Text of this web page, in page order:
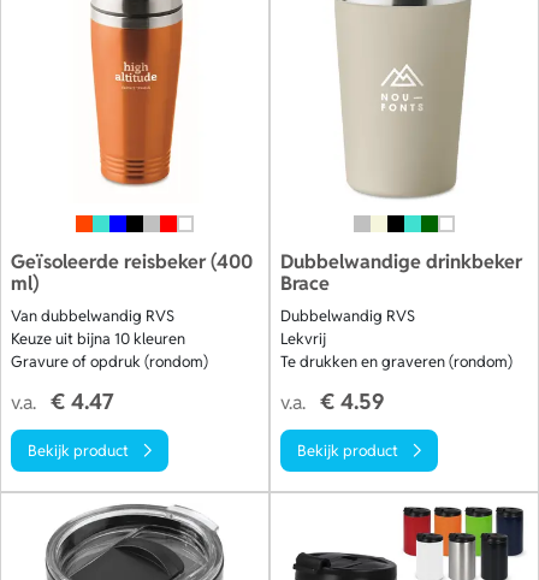
Geïsoleerde reisbeker (400
ml)
Van dubbelwandig RVS
Keuze uit bijna 10 kleuren
Gravure of opdruk (rondom)
v.a. € 4.47
Bekijk product
Dubbelwandige drinkbeker
Brace
Dubbelwandig RVS
Lekvrij
Te drukken en graveren (rondom)
v.a. € 4.59
Bekijk product